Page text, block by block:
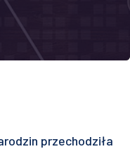
przechodziła